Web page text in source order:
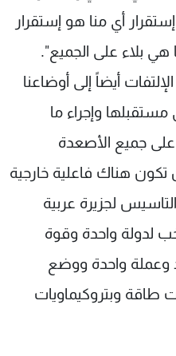
أي منا هو إستقرار
هي بلاء على الجميع".
أيضاً إلى أوضاعنا
مستقبلها وإجراء ما
على جميع الأصعدة
تكون هناك فاعلية خارجية
لجزيرة عربية
لدولة واحدة وقوة
وعملة واحدة ووضع
طاقة وبتروكيماويات
معنا
الإسـتخدام
الخصوصية